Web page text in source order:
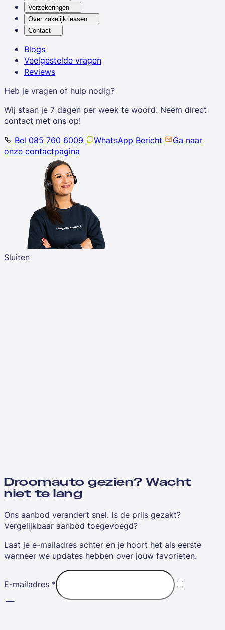
Verzekeringen
Over zakelijk leasen
Contact
Blogs
Veelgestelde vragen
Reviews
Heb je vragen of hulp nodig?
Wij staan je 7 dagen per week te woord. Neem direct
contact met ons op!
Bel 085 760 6009
WhatsApp Bericht
Ga naar
onze contactpagina
Sluiten
Droomauto gezien? Wacht
niet te lang
Ons aanbod verandert snel. Is de prijs gezakt?
Vergelijkbaar aanbod toegevoegd?
Laat je e-mailadres achter en je hoort het als eerste
wanneer we updates hebben over jouw favorieten.
E-mailadres *